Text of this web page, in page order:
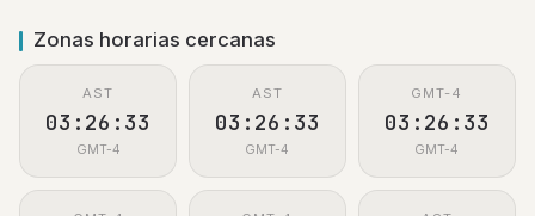
Zonas horarias cercanas
AST
03:26:33
GMT-4
AST
03:26:33
GMT-4
GMT-4
03:26:33
GMT-4